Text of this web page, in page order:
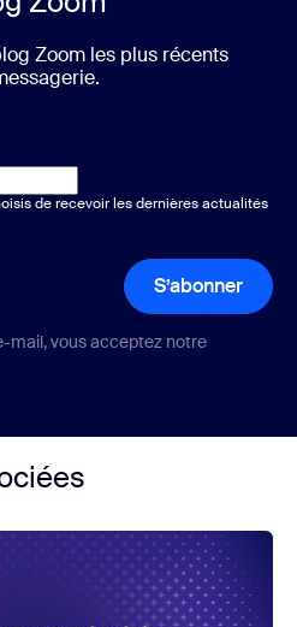
Zoom les plus récents
de recevoir les dernières actualités
S’abonner
mail, vous acceptez notre